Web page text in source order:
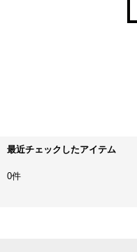
最近チェックしたアイテム
0件